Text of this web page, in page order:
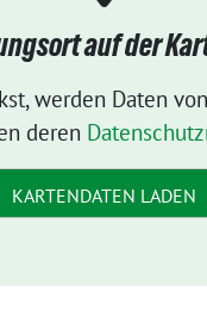
auf der
werden Daten
deren
KARTENDATEN LADEN